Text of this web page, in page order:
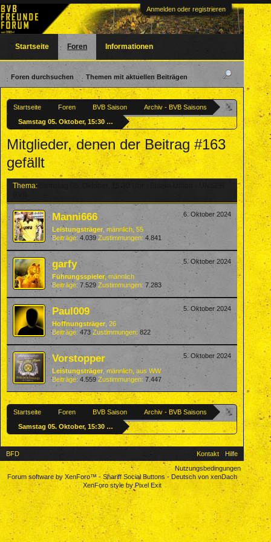
Anmelden oder registrieren
Startseite Foren BVB Saison
Archiv - BVB Saisons
Samstag 05. Oktober, 15:30 Uhr - Eisern Union - UNSER BVB
Mitglieder, denen der Beitrag #163
gefällt
Thema:
6. Oktober 2024
Manni666
Leistungsträger, männlich, 55
Beiträge: 4.039 Zustimmungen: 4.841
5. Oktober 2024
garfy
Führungsspieler , männlich
Beiträge: 7.529 Zustimmungen: 7.283
5. Oktober 2024
Paul009
Hoffnungsträger , 26
Beiträge: 473 Zustimmungen: 822
5. Oktober 2024
Vorstopper
Leistungsträger, männlich, aus WW
Beiträge: 4.559 Zustimmungen: 7.447
Startseite Foren BVB Saison
Archiv - BVB Saisons
Samstag 05. Oktober, 15:30 Uhr - Eisern Union - UNSER BVB
Startseite Foren
Foren durchsuchen Themen mit aktuellen Beiträgen
Informationen
BFD Kontakt
Hilfe
Nutzungsbedingungen
Forum software by XenForo™-Shariff Social Buttons-Deutsch von xenDach
XenForo style by Pixel Exit